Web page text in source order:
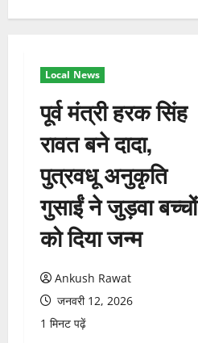
Local News
पूर्व मंत्री हरक सिंह
रावत बने दादा,
पुत्रवधू अनुकृति
गुसाईं ने जुड़वा बच्चों
को दिया जन्म
Ankush Rawat
जनवरी 12, 2026
1 मिनट पढ़ें